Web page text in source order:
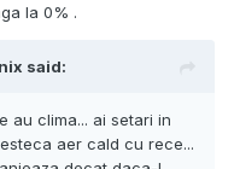
la 0% .
said:
au clima... ai setari in
aer cald cu rece...